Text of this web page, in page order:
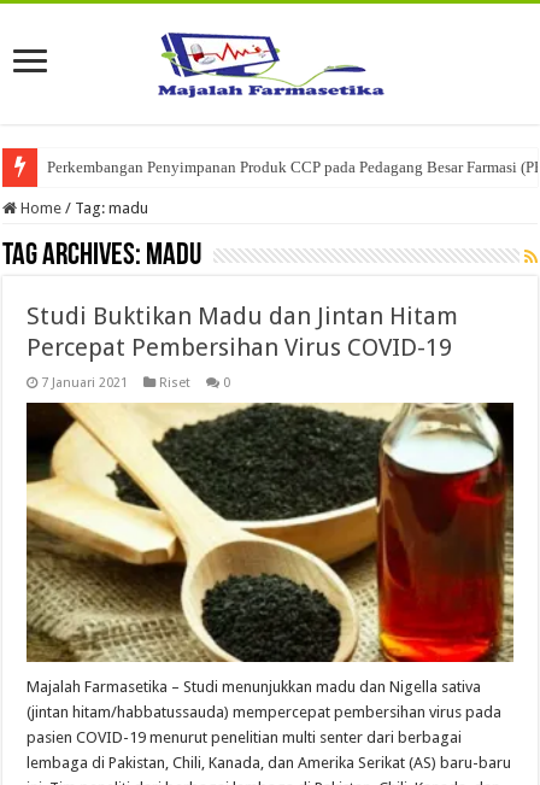
Perkembangan Penyimpanan Produk CCP pada Pedagang Besar Farmasi
Ketika Obat Menunggu Keputusan: Mengenal Peran Karantina Produk
Home / Tag:madu
Tag Archives: madu
Studi Buktikan Madu dan Jintan Hitam
Percepat Pembersihan Virus COVID-19
7 Januari 2021 Riset 0
Majalah Farmasetika – Studi menunjukkan madu dan Nigella sativa
(jintan hitam/habbatussauda) mempercepat pembersihan virus pada
pasien COVID-19 menurut penelitian multi senter dari berbagai
lembaga di Pakistan, Chili, Kanada, dan Amerika Serikat (AS) baru-baru